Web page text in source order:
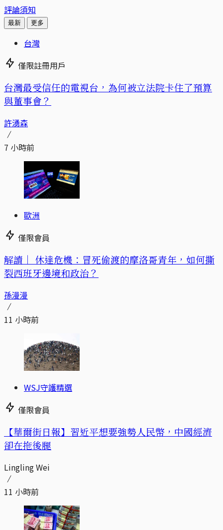
評論須知
最新 更多
台灣
僅限註冊用戶
台灣最受信任的電視台，為何被立法院卡住了預算
與董事會？
許湧森
7 小時前
歐洲
僅限會員
解讀｜ 休達危機：冒死偷渡的摩洛哥青年，如何撕
裂西班牙邊境和政治？
孫漫漫
11 小時前
WSJ守護精選
僅限會員
【華爾街日報】習近平想要強勢人民幣，中國經濟
卻在拖後腿
Lingling Wei
11 小時前